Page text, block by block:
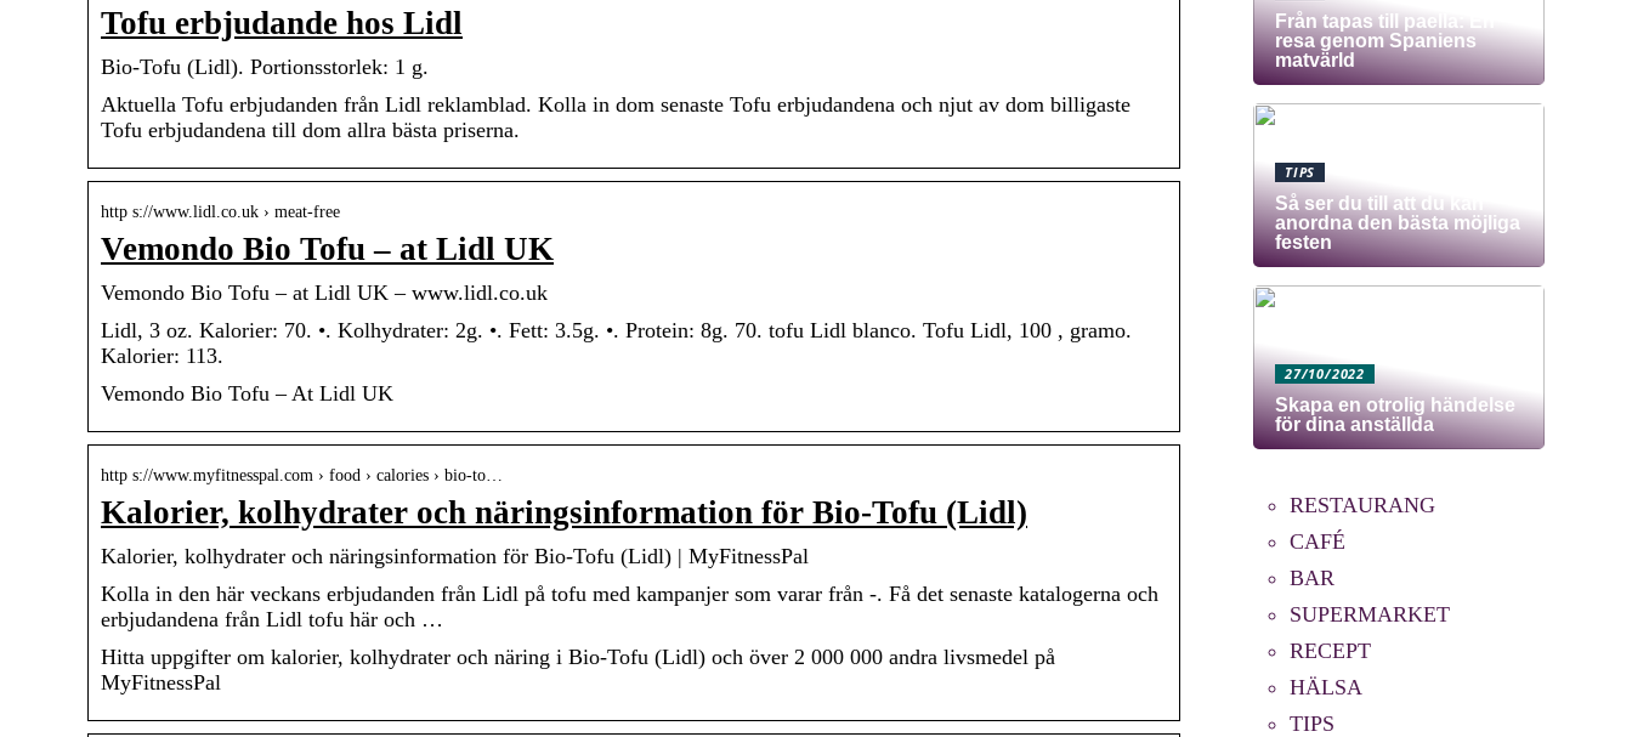
Tofu erbjudande hos Lidl
Bio-Tofu (Lidl). Portionsstorlek: 1 g.
Aktuella Tofu erbjudanden från Lidl reklamblad. Kolla in dom senaste Tofu erbjudandena och njut av dom billigaste
Tofu erbjudandena till dom allra bästa priserna.
http s://www.lidl.co.uk › meat-free
Vemondo Bio Tofu – at Lidl UK
Vemondo Bio Tofu – at Lidl UK – www.lidl.co.uk
Lidl, 3 oz. Kalorier: 70. •. Kolhydrater: 2g. •. Fett: 3.5g. •. Protein: 8g. 70. tofu Lidl blanco. Tofu Lidl, 100 , gramo.
Kalorier: 113.
Vemondo Bio Tofu – At Lidl UK
http s://www.myfitnesspal.com › food › calories › bio-to…
Kalorier, kolhydrater och näringsinformation för Bio-Tofu (Lidl)
Kalorier, kolhydrater och näringsinformation för Bio-Tofu (Lidl) | MyFitnessPal
Kolla in den här veckans erbjudanden från Lidl på tofu med kampanjer som varar från -. Få det senaste katalogerna och
erbjudandena från Lidl tofu här och …
Hitta uppgifter om kalorier, kolhydrater och näring i Bio-Tofu (Lidl) och över 2 000 000 andra livsmedel på
MyFitnessPal
Från tapas till paella: En
resa genom Spaniens
matvärld
TIPS
Så ser du till att du kan
anordna den bästa möjliga
festen
27/10/2022
Skapa en otrolig händelse
för dina anställda
RESTAURANG
CAFÉ
BAR
SUPERMARKET
RECEPT
HÄLSA
TIPS